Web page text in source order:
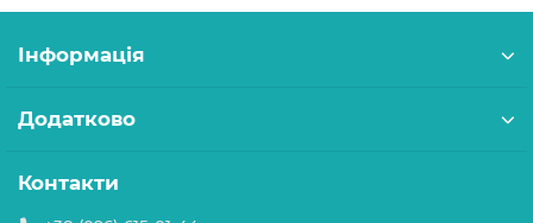
Інформація
Додатково
Контакти